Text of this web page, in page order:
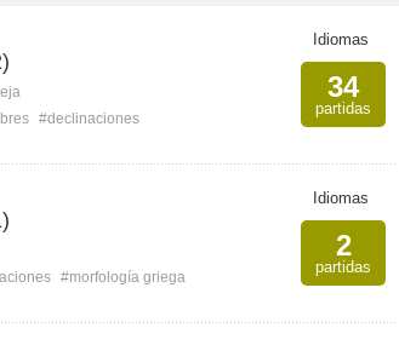
#declinaciones
Idiomas
34
partidas
#morfología griega
Idiomas
2
partidas